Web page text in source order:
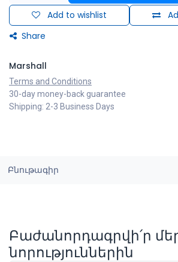
Add to wishlist
Share
Marshall
Terms and Conditions
30-day money-back guarantee
Shipping: 2-3 Business Days
Բնութագիր
Բաժանորդագրվի՛ր
նորություններին